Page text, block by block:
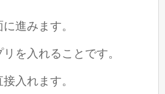
進みます。
を入れることです。
入れます。